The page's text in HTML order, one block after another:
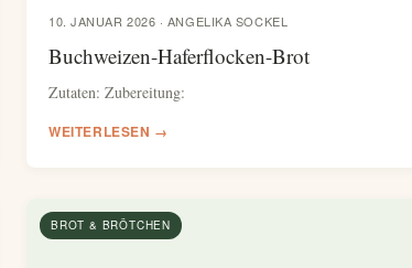
10. JANUAR 2026 · ANGELIKA SOCKEL
Buchweizen-Haferflocken-Brot
Zutaten: Zubereitung:
WEITERLESEN →
BROT & BRÖTCHEN